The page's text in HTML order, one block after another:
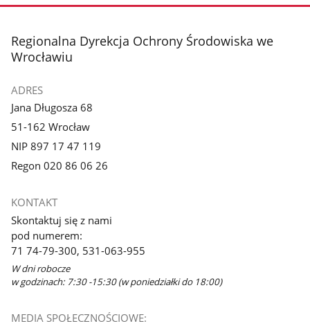
stopka
Regionalna Dyrekcja Ochrony Środowiska we
Wrocławiu
ADRES
Jana Długosza 68
51-162 Wrocław
NIP 897 17 47 119
Regon 020 86 06 26
KONTAKT
Skontaktuj się z nami
pod numerem:
71 74-79-300, 531-063-955
W dni robocze
w godzinach: 7:30 -15:30 (w poniedziałki do 18:00)
MEDIA SPOŁECZNOŚCIOWE: